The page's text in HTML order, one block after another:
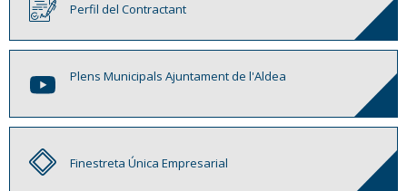
Perfil del Contractant
Plens Municipals Ajuntament de l'Aldea
Finestreta Única Empresarial